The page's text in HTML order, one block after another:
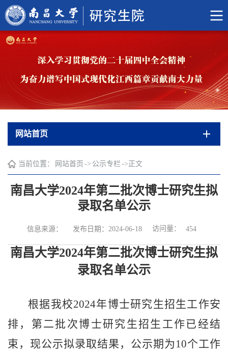
网站首页
当前位置： 网站首页 -> 公示专栏 -> 正文
南昌大学2024年第二批次博士研究生拟
录取名单公示
信息来源： 发布日期：2024-06-18 访问量： 454
南昌大学2024年第二批次博士研究生拟
录取名单公示
根据我校2024年博士研究生招生工作安
排 ，第二批次博士研究生招生工作已经结
束，现公示拟录取结果，公示期为 10个工作